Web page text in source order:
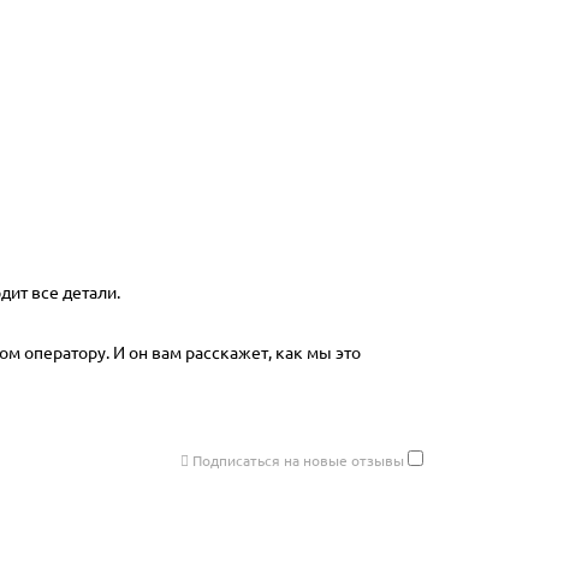
все детали.
оператору. И он вам расскажет, как мы это
Подписаться на новые отзывы